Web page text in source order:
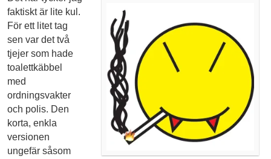
faktiskt är lite kul.
För ett litet tag
sen var det två
tjejer som hade
toalettkäbbel
med
ordningsvakter
och polis. Den
korta, enkla
versionen
ungefär såsom